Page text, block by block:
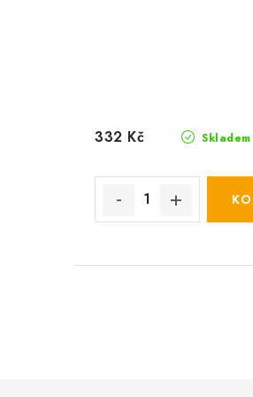
Skladem
332 Kč